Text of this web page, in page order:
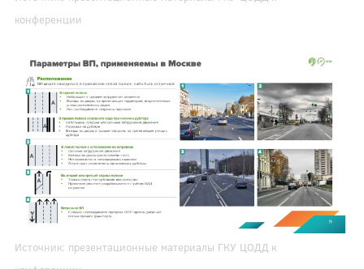
конференции
Источник: презентационные материалы ГКУ ЦОДД к